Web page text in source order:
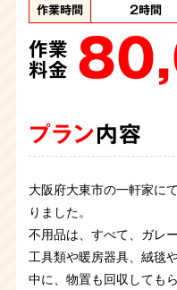
作業時間
2時間
作業
料金
プラン内容
大阪府大東市の一軒家に
りました。
不用品は、すべて、ガレ
工具類や暖房器具、絨毯
中に、物置も回収しても
作業時間
5時間
作業
料金
プラン内容
住まいが解体されるとの
ご依頼でした。ご依頼者
き、不用品は回収させて
その買取代金分をお片付
提示しています。
作業時間
4時間
作業
料金
プラン内容
引越しに伴う丸ごと片付
ど大型の物が2階のお部
事に終えることが出来ま
3名4時間で作業を終えま
作業時間
8時間
作業
料金
プラン内容
退居に伴い不用品回収と
です。ご自身で片づけよ
分散していたりと、なか
頼がございました。不要
さなくてはなりません。